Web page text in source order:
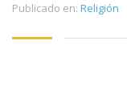
Publicado en: Religión